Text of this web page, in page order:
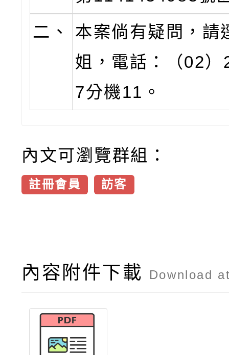
二、
本案倘有疑問，請
姐，電話：（02
7分機11。
內文可瀏覽群組：
註冊會員 訪客
內容附件下載 Download